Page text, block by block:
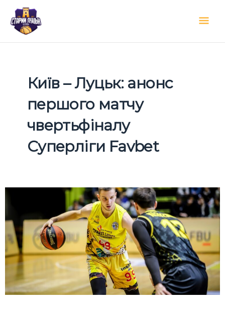
вмісту
Київ – Луцьк: анонс
першого матчу
чвертьфіналу
Суперліги Favbet